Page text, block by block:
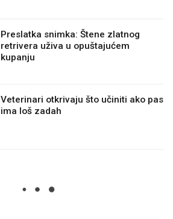
Preslatka snimka: Štene zlatnog
retrivera uživa u opuštajućem
kupanju
Veterinari otkrivaju što učiniti ako pas
ima loš zadah